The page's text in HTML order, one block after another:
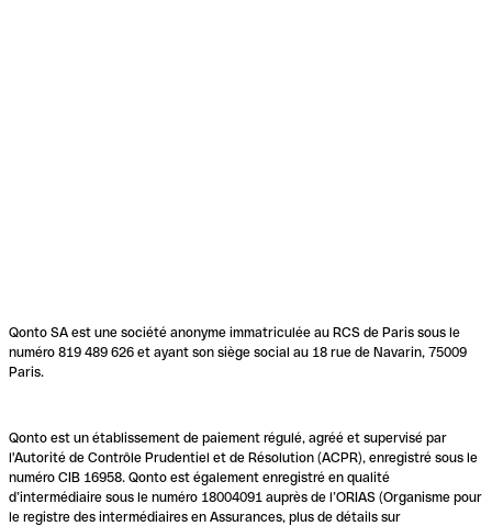
Qonto SA est une société anonyme immatriculée au RCS de Paris sous le
numéro 819 489 626 et ayant son siège social au 18 rue de Navarin, 75009
Paris.
Qonto est un établissement de paiement régulé, agréé et supervisé par
l'Autorité de Contrôle Prudentiel et de Résolution (ACPR), enregistré sous le
numéro CIB 16958. Qonto est également enregistré en qualité
d’intermédiaire sous le numéro 18004091 auprès de l’ORIAS (Organisme pour
le registre des intermédiaires en Assurances, plus de détails sur